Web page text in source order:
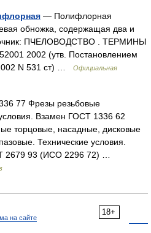
— Полифлорная
обножка, содержащая два и
ПЧЕЛОВОДСТВО . ТЕРМИНЫ
2002 (утв. Постановлением
N 531 ст) …
Официальная
77 Фрезы резьбовые
Взамен ГОСТ 1336 62
торцовые, насадные, дисковые
Технические условия.
2679 93 (ИСО 2296 72) …
18+
на сайте